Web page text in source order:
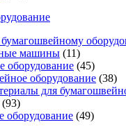
машины (11)
оборудование (45)
оборудование (38)
для
(93)
оборудование (49)